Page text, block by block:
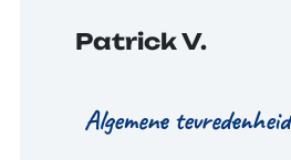
Patrick V.
Algemene tevredenheid